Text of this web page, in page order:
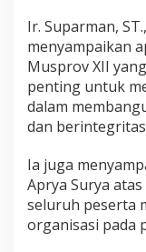
Ir. Suparman,
menyampaikan
Musprov XII
penting untuk
dalam
dan
Ia juga
Aprya Surya
seluruh peserta
organisasi pada